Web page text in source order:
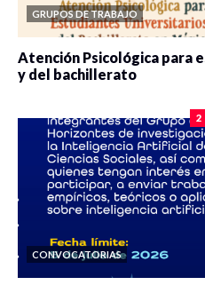
GRUPOS DE TRABAJO
Atención Psicológica para
y del bachillerato
2
CONVOCATORIAS